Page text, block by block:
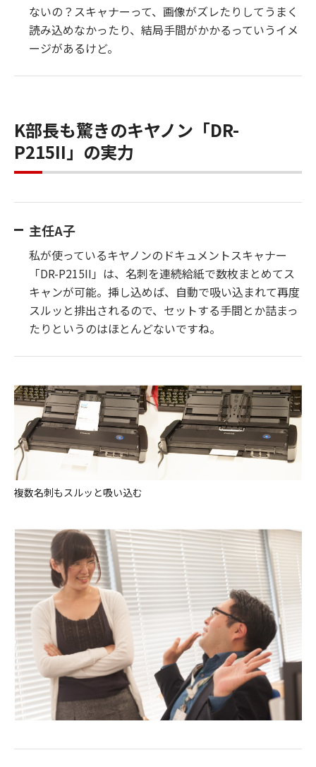
ないの？スキャナーって、画像がズレたりしてうまく
読み込めなかったり、結局手間がかかるっていうイメ
ージがあるけど。
K部長も驚きのキヤノン「DR-
P215II」の実力
主任A子
私が使っているキヤノンのドキュメントスキャナー
「DR-P215II」は、名刺を連続給紙で数枚まとめてス
キャンが可能。挿し込めば、自動で吸い込まれて再度
スルッと排出されるので、セットする手間とか詰まっ
たりというのはほとんどないですね。
複数名刺もスルッと吸い込む